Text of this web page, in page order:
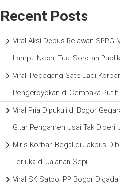
Recent Posts
Viral Aksi Debus Relawan SPPG
Lampu Neon, Tuai Sorotan Publik
Viral! Pedagang Sate Jadi
Pengeroyokan di Cempaka
Viral Pria Dipukuli di Bogor
Gitar Pengamen Usai Tak Diberi
Miris Korban Begal di Jakpus
Terluka di Jalanan Sepi
Viral SK Satpol PP Bogor